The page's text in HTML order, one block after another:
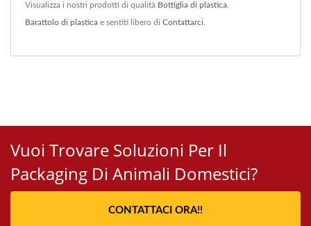
Visualizza i nostri prodotti di qualità Bottiglia di plastica
Barattolo di plastica e sentiti libero di Contattarci
Vuoi Trovare Soluzioni Per Il
Packaging Di Animali Domestici?
CONTATTACI ORA!!